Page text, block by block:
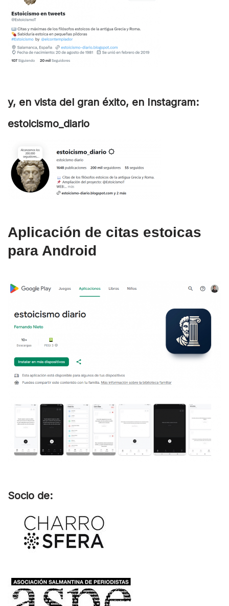
y, en vista del gran éxito, en Instagram:
estoicismo_diario
Aplicación de citas estoicas
para Android
Socio de: